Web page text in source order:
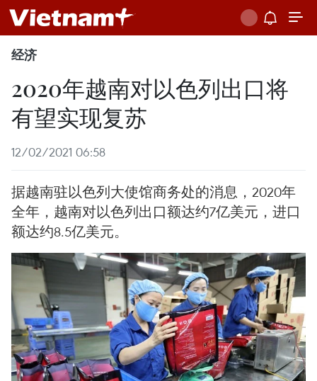
经济
2020年越南对以色列出口将
有望实现复苏
12/02/2021 06:58
据越南驻以色列大使馆商务处的消息，2020年
全年，越南对以色列出口额达约7亿美元，进口
额达约8.5亿美元。